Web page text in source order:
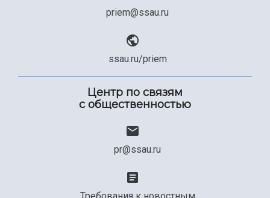
priem@ssau.ru
ssau.ru/priem
Центр по связям
с общественностью
pr@ssau.ru